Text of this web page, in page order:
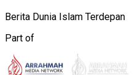
Berita Dunia Islam Terdepan
Part of